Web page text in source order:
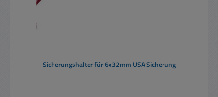
Sicherungshalter für 6x32mm USA Sicherung